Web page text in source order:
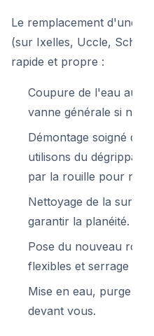
Le remplacement d'une
(sur Ixelles, Uccle,
rapide et propre :
Coupure de l'eau aux
vanne générale si
Démontage soigné de
utilisons du dégrippant
par la rouille pour ne
Nettoyage de la
garantir la planéité.
Pose du nouveau
flexibles et serrage
Mise en eau, purge de
devant vous.